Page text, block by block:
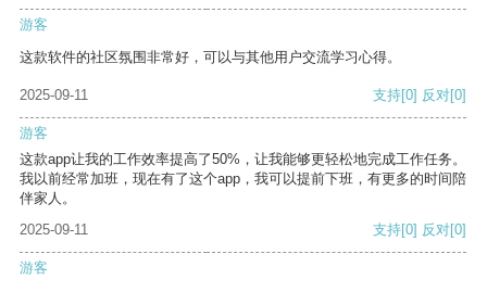
游客
这款软件的社区氛围非常好，可以与其他用户交流学习心得。
2025-09-11 支持[0] 反对[0]
游客
这款app让我的工作效率提高了50%，让我能够更轻松地完成工作任务。
我以前经常加班，现在有了这个app，我可以提前下班，有更多的时间陪
伴家人。
2025-09-11
支持[0] 反对[0]
游客